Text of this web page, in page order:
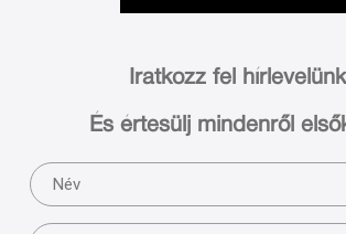
Iratkozz fel
És értesülj mindenről